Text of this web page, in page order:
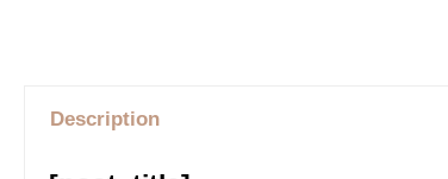
Description